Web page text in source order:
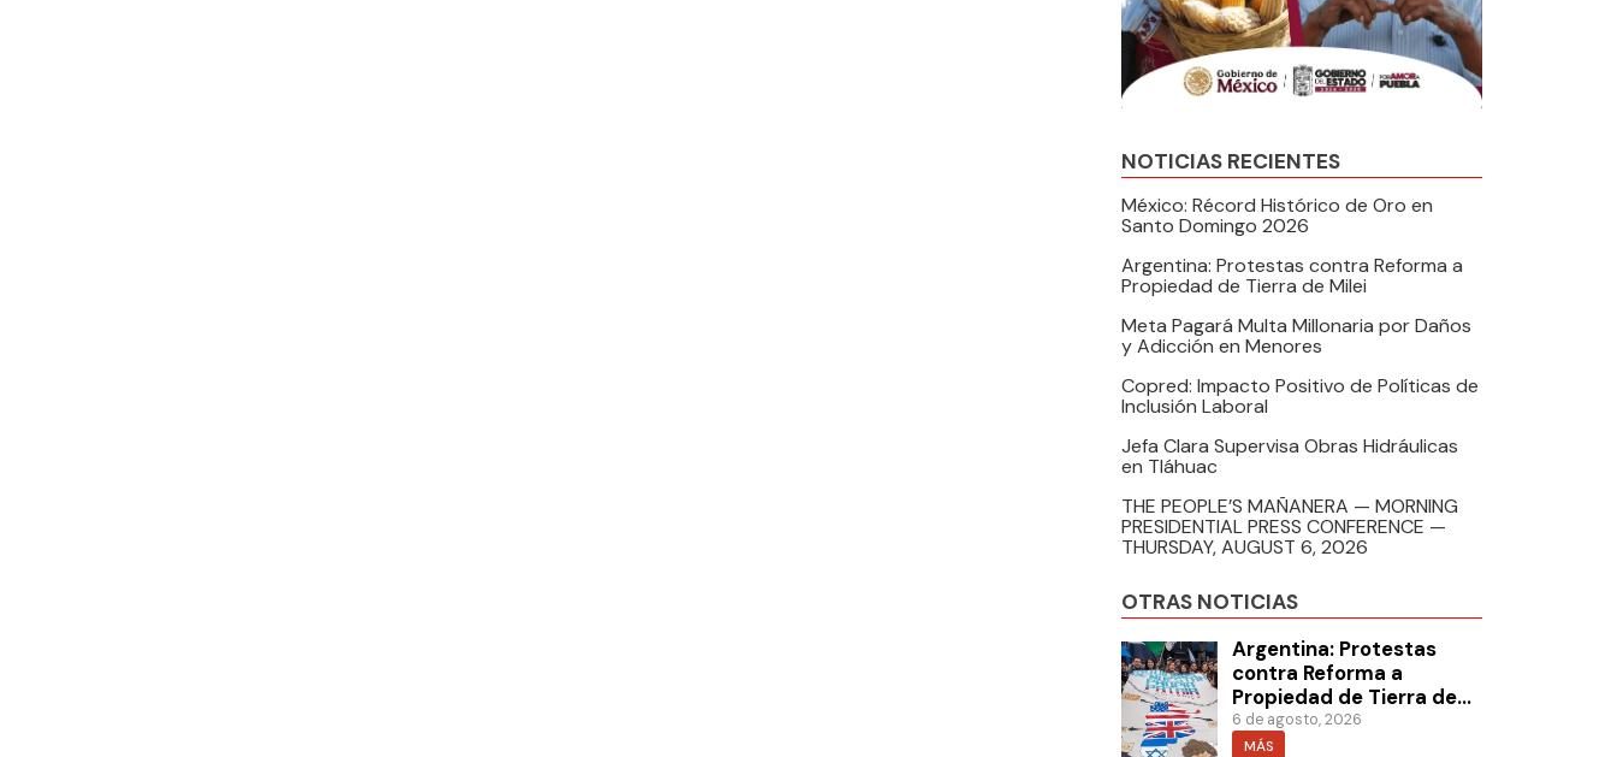
NOTICIAS RECIENTES
México: Récord Histórico de Oro en
Santo Domingo 2026
Argentina: Protestas contra Reforma a
Propiedad de Tierra de Milei
Meta Pagará Multa Millonaria por Daños
y Adicción en Menores
Copred: Impacto Positivo de Políticas de
Inclusión Laboral
Jefa Clara Supervisa Obras Hidráulicas
en Tláhuac
THE PEOPLE’S MAÑANERA — MORNING
PRESIDENTIAL PRESS CONFERENCE —
THURSDAY, AUGUST 6, 2026
OTRAS NOTICIAS
Argentina: Protestas
contra Reforma a
Propiedad de Tierra de
Milei
6 de agosto, 2026
MÁS